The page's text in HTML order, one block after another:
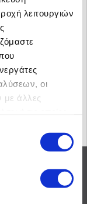
λειτουργιών
οι
με άλλες
ΜΕ ΦΠΑ 24%